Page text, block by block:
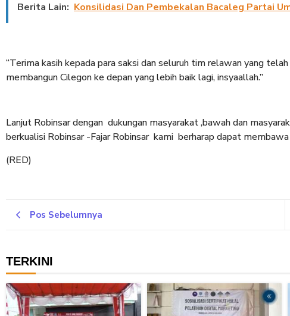
Berita Lain: Konsilidasi Dan Pembekalan Bacaleg Partai
“Terima kasih kepada para saksi dan seluruh tim relawan yang
membangun Cilegon ke depan yang lebih baik lagi, insyaallah.”
Lanjut Robinsar dengan dukungan masyarakat ,bawah dan
berkualisi Robinsar -Fajar Robinsar kami berharap dapat
(RED)
Pos Sebelumnya
TERKINI